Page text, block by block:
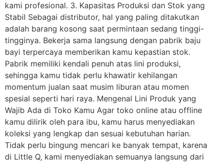
kami profesional. 3. Kapasitas Produksi dan Stok yang
Stabil Sebagai distributor, hal yang paling ditakutkan
adalah barang kosong saat permintaan sedang tinggi-
tingginya. Bekerja sama langsung dengan pabrik baju
bayi terpercaya memberikan kamu kepastian stok.
Pabrik memiliki kendali penuh atas lini produksi,
sehingga kamu tidak perlu khawatir kehilangan
momentum jualan saat musim liburan atau momen
spesial seperti hari raya. Mengenal Lini Produk yang
Wajib Ada di Toko Kamu Agar toko online atau offline
kamu dilirik oleh para ibu, kamu harus menyediakan
koleksi yang lengkap dan sesuai kebutuhan harian.
Tidak perlu bingung mencari ke banyak tempat, karena
di Little Q, kami menyediakan semuanya langsung dari